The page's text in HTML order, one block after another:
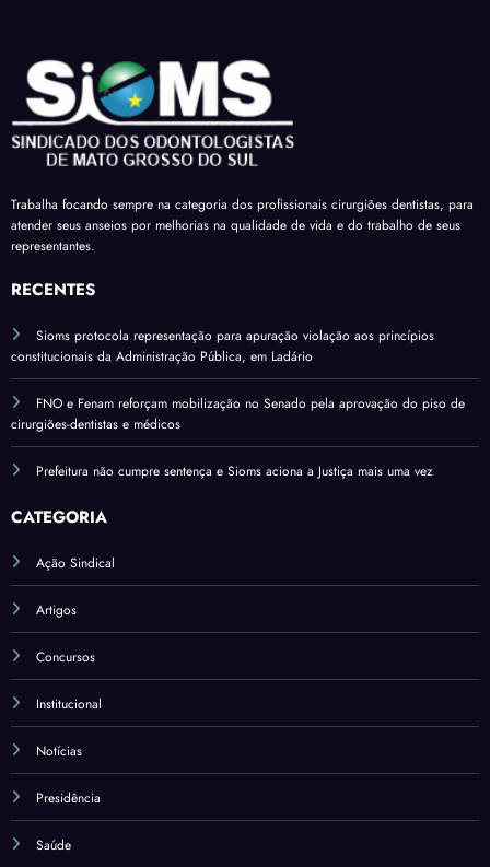
Dour
ados
receb
am a
ubrid
ade
salári
o
base
r
terço
de
férias
sobre
verba
s
comp
o
uma
comi
do*
Trabalha focando sempre na categoria dos profissionais cirurgiões dentistas, para
atender seus anseios por melhorias na qualidade de vida e do trabalho de seus
representantes.
RECENTES
Sioms protocola representação para apuração violação aos princípios
constitucionais da Administração Pública, em Ladário
FNO e Fenam reforçam mobilização no Senado pela aprovação do piso de
cirurgiões-dentistas e médicos
Prefeitura não cumpre sentença e Sioms aciona a Justiça mais uma vez
CATEGORIA
Ação Sindical
Artigos
Concursos
Institucional
Notícias
Presidência
Saúde